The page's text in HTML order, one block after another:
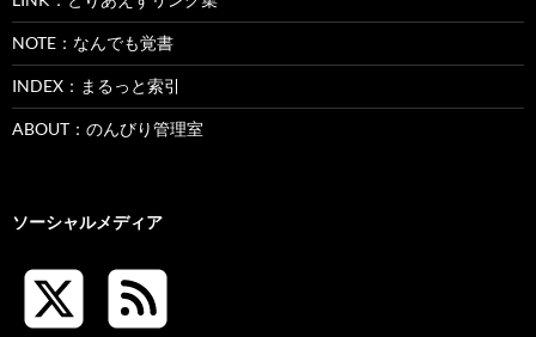
NOTE：なんでも覚書
INDEX：まるっと索引
ABOUT：のんびり管理室
ソーシャルメディア